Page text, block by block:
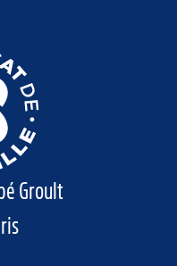
Groult